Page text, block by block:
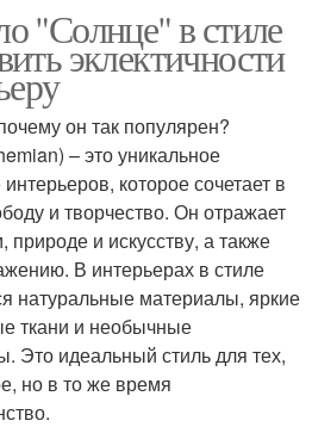
"Солнце" в стиле
эклектичности
он так популярен?
– это уникальное
которое сочетает в
и творчество. Он отражает
и искусству, а также
В интерьерах в стиле
натуральные материалы, яркие
ткани и необычные
Это идеальный стиль для тех,
но в то же время